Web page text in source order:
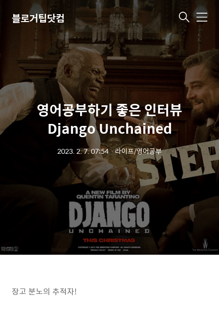
블로거팁닷컴 메
영어공부하기 좋은 인터뷰
Django Unchained
2023. 2. 7. 07:54ㆍ라이프/영어공부
장고 분노의 추적자!